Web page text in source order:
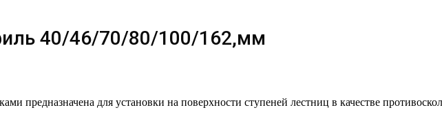
40/46/70/80/100/162,мм
предназначена для установки на поверхности ступеней лестниц в качестве